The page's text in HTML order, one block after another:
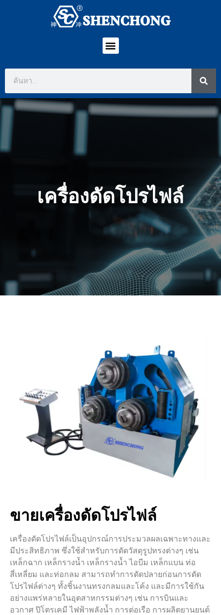
เครื่องดัดโปรไฟล์
ขายเครื่องดัดโปรไฟล์
เครื่องดัดโปรไฟล์เป็นอุปกรณ์การประมวลผลเฉพาะทางและ
มีประสิทธิภาพ ซึ่งใช้สำหรับการดัดวัสดุรูปทรงต่างๆ เช่น
เหล็กฉาก เหล็กรางน้ำ เหล็กรางน้ำ ไอบีม เหล็กแบน ท่อ
สี่เหลี่ยม และท่อกลม สามารถทำการดัดปลายก่อนการดัด
โปรไฟล์ต่างๆ ทั้งชิ้นงานทรงกลมและโค้ง และมีการใช้กัน
อย่างแพร่หลายในอุตสาหกรรมต่างๆ เช่น การบินและ
อวกาศ ปิโตรเคมี ไฟฟ้าพลังน้ำ การต่อเรือ การผลิตยานยนต์